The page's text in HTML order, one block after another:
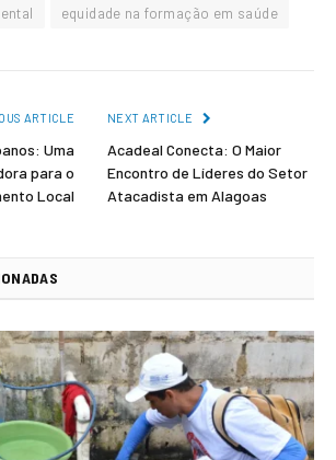
equidade na formação em saúde
ARTICLE
Uma
para o
Local
NEXT ARTICLE
Acadeal Conecta: O Maior
Encontro de Líderes do Setor
Atacadista em Alagoas